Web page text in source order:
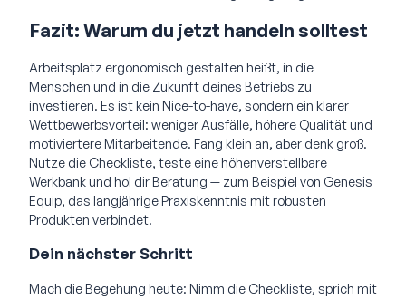
Fazit: Warum du jetzt handeln solltest
Arbeitsplatz ergonomisch gestalten heißt, in die
Menschen und in die Zukunft deines Betriebs zu
investieren. Es ist kein Nice-to-have, sondern ein klarer
Wettbewerbsvorteil: weniger Ausfälle, höhere Qualität und
motiviertere Mitarbeitende. Fang klein an, aber denk groß.
Nutze die Checkliste, teste eine höhenverstellbare
Werkbank und hol dir Beratung — zum Beispiel von Genesis
Equip, das langjährige Praxiskenntnis mit robusten
Produkten verbindet.
Dein nächster Schritt
Mach die Begehung heute: Nimm die Checkliste, sprich mit